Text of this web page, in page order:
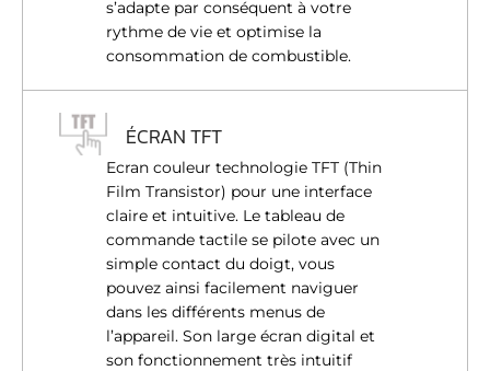
s’adapte par conséquent à votre
rythme de vie et optimise la
consommation de combustible.
ÉCRAN TFT
Ecran couleur technologie TFT (Thin
Film Transistor) pour une interface
claire et intuitive. Le tableau de
commande tactile se pilote avec un
simple contact du doigt, vous
pouvez ainsi facilement naviguer
dans les différents menus de
l’appareil. Son large écran digital et
son fonctionnement très intuitif